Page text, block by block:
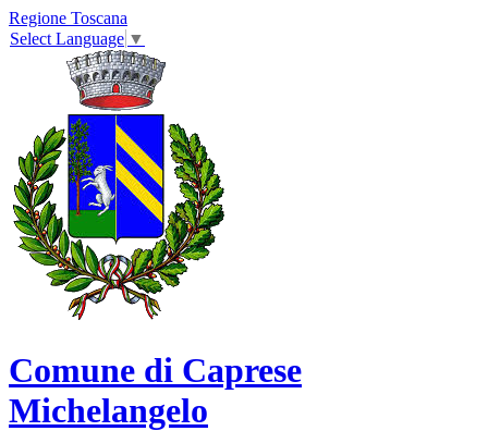
Regione Toscana
Select Language ▼
Comune di Caprese
Michelangelo